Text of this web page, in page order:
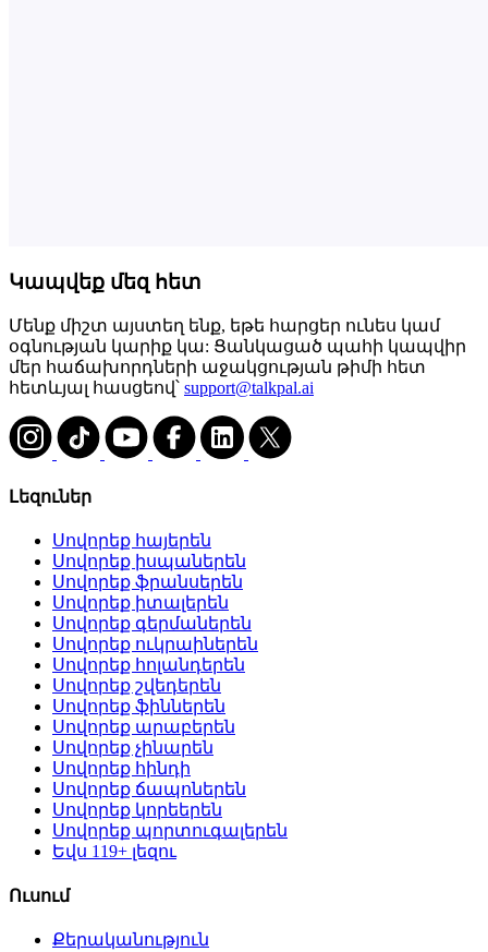
Կապվեք մեզ հետ
Մենք միշտ այստեղ ենք, եթե հարցեր ունես կամ
օգնության կարիք կա: Ցանկացած պահի կապվիր
մեր հաճախորդների աջակցության թիմի հետ
հետևյալ հասցեով՝ support@talkpal.ai
Լեզուներ
Սովորեք հայերեն
Սովորեք իսպաներեն
Սովորեք ֆրանսերեն
Սովորեք իտալերեն
Սովորեք գերմաներեն
Սովորեք ուկրաիներեն
Սովորեք հոլանդերեն
Սովորեք շվեդերեն
Սովորեք ֆիններեն
Սովորեք արաբերեն
Սովորեք չինարեն
Սովորեք հինդի
Սովորեք ճապոներեն
Սովորեք կորեերեն
Սովորեք պորտուգալերեն
Եվս 119+ լեզու
Ուսում
Քերականություն